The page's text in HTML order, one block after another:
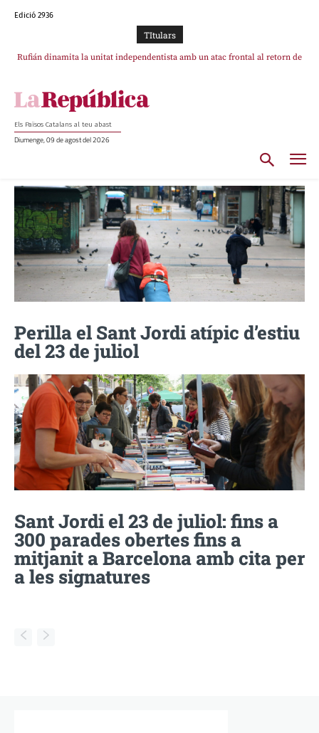
Edició 2936
TItulars
Rufián dinamita la unitat independentista amb un atac frontal al retorn de
Els Països Catalans al teu abast
Diumenge, 09 de agost del 2026
Perilla el Sant Jordi atípic d’estiu
del 23 de juliol
Sant Jordi el 23 de juliol: fins a
300 parades obertes fins a
mitjanit a Barcelona amb cita per
a les signatures